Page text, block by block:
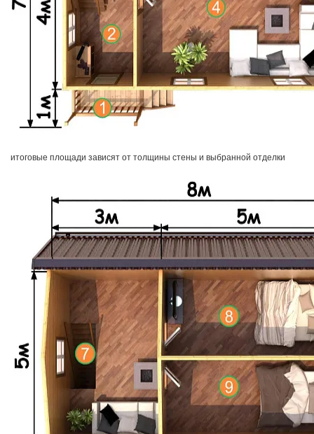
итоговые площади зависят от толщины стены и выбранной отделки